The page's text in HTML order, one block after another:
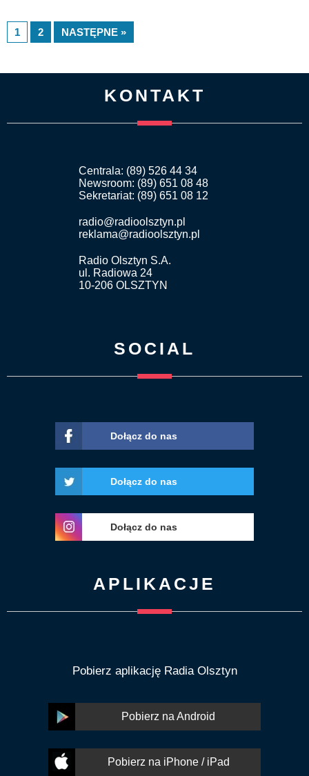
1 2 NASTĘPNE »
KONTAKT
Centrala: (89) 526 44 34
Newsroom: (89) 651 08 48
Sekretariat: (89) 651 08 12
radio@radioolsztyn.pl
reklama@radioolsztyn.pl
Radio Olsztyn S.A.
ul. Radiowa 24
10-206 OLSZTYN
SOCIAL
Dołącz do nas
Dołącz do nas
Dołącz do nas
APLIKACJE
Pobierz aplikację Radia Olsztyn
Pobierz na Android
Pobierz na iPhone / iPad